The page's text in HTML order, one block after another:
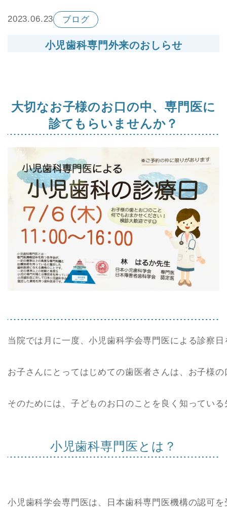
2023.06.23 ブログ
小児歯科専門外来のおしらせ
大切なお子様のお口の中、専門医に
診てもらいませんか？
当院では月に一度、小児歯科学会専門医による診察
お子さんにとってはじめての歯医者さんは、お子様
そのためには、子どものお口のことを良く知ってい
小児歯科専門医とは？
小児歯科学会専門医は、日本歯科専門医機構の認可を